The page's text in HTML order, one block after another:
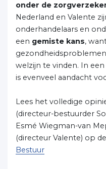
onder de
Nederland en Valente
onderhandelaars en
een gemiste kans,
welzijn te vinden. In
is evenveel aandacht
Lees het volledige
(directeur-bestuurder
Esmé Wiegman-van
(directeur Valente) op de
Bestuur